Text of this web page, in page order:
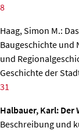
8
Haag, Simon M.:
Baugeschichte und
und
Geschichte der
31
Halbauer, Karl:
Beschreibung und